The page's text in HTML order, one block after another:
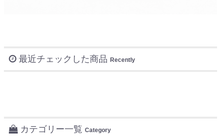
最近チェックした商品 Recently
カテゴリー一覧 Category